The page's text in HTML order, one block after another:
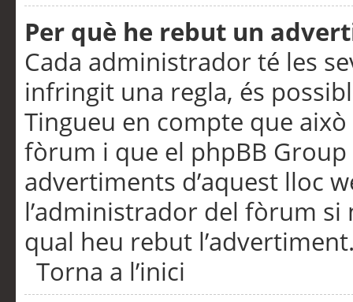
Per què he rebut un
Cada administrador té les
infringit una regla, és
Tingueu en compte que
fòrum i que el phpBB
advertiments d’aquest lloc
l’administrador del fòrum
qual heu rebut
Torna a l’inici